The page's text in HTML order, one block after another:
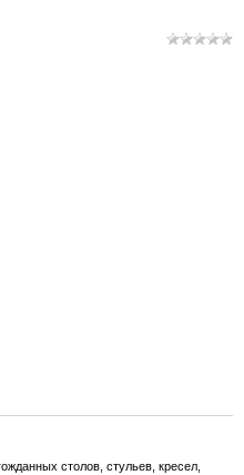
столов, стульев, кресел,